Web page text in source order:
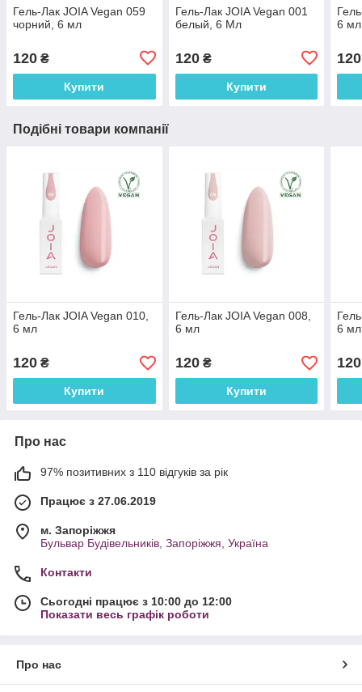
Гель-Лак JOIA Vegan 059
чорний, 6 мл
120 ₴
Купити
Гель-Лак JOIA Vegan 001
белый, 6 Мл
120₴
Купити
6 мл
120
Подібні товари компанії
Гель-Лак JOIA Vegan 010,
6 мл
120 ₴
Купити
Гель-Лак JOIA Vegan 008,
6 мл
120₴
Купити
6 мл
120
Про нас
97% позитивних з 110 відгуків за рік
Працює з 27.06.2019
м. Запоріжжя
Бульвар Будівельників, Запоріжжя, Україна
Контакти
Сьогодні працює з 10:00 до 12:00
Показати весь графік роботи
Про нас